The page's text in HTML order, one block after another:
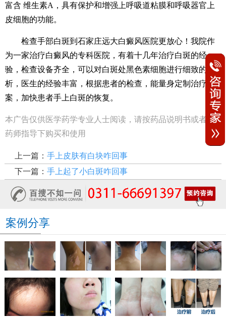
富含 维生素A，具有保护和增强上呼吸道粘膜和呼吸器官上
皮细胞的功能。
检查手部白斑到石家庄远大白癜风医院更放心！我院作
为一家治疗白癜风的专科医院，有着十几年治疗白斑的经
验，检查设备齐全，可以对白斑处黑色素细胞进行细致的分
析，医生的经验丰富，根据患者的检查，能量身定制治疗方
案，加快患者手上白斑的恢复。
本广告仅供医学药学专业人士阅读，请按药品说明书或者在
药师指导下购买和使用
上一篇： 手上皮肤有白块咋回事
下一篇： 手上起了小白斑咋回事
案例分享